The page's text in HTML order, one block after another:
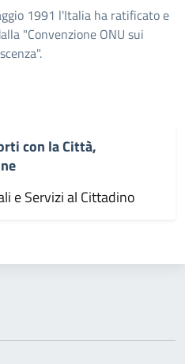
1991 l'Italia ha ratificato e
"Convenzione ONU sui
con la Città,
e Servizi al Cittadino